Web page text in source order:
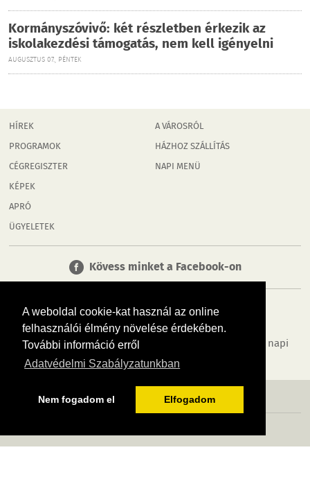
A weboldal cookie-kat használ az online
felhasználói élmény növelése érdekében.
További információ erről
Adatvédelmi Szabályzatunkban
Nem fogadom el Elfogadom
Kormányszóvivő: két részletben érkezik az
iskolakezdési támogatás, nem kell igényelni
AUGUSZTUS 07., PÉNTEK
HÍREK
PROGRAMOK
CÉGREGISZTER
KÉPEK
APRÓ
ÜGYELETEK
A VÁROSRÓL
HÁZHOZ SZÁLLÍTÁS
NAPI MENÜ
Kövess minket a Facebook-on
Tudj meg többet városodról! Hírek, programok, képek, napi
menü, cégek…. és minden, ami Rábaköz
MÉDIAAJÁNLÓ ADATVÉDELEM IMPRESSZUM RÓLUNK